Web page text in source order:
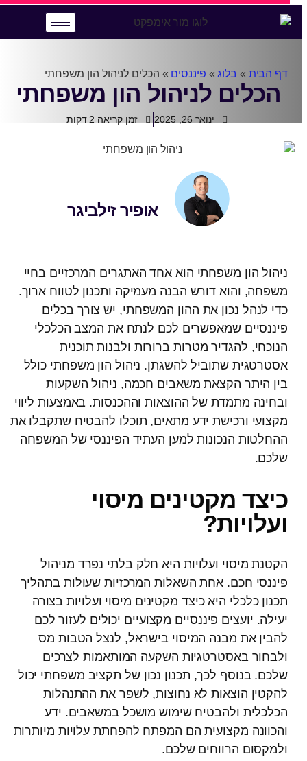
דף הבית»בלוג»פיננסים»הכלים לניהול הון משפחתי
הכלים לניהול הון משפחתי
ינואר 26, 2025
אופיר זילביגר
ניהול הון משפחתי הוא אחד האתגרים המרכזיים בחיי
משפחה, והוא דורש הבנה מעמיקה ותכנון לטווח ארוך.
כדי לנהל נכון את ההון המשפחתי, יש צורך בכלים
פיננסיים שמאפשרים לכם לנתח את המצב הכלכלי
הנוכחי, להגדיר מטרות ברורות ולבנות תוכנית
אסטרטגית שתוביל להשגתן. ניהול הון משפחתי כולל
בין היתר הקצאת משאבים חכמה, ניהול השקעות
ובחינה מתמדת של ההוצאות וההכנסות. באמצעות ליווי
מקצועי ורכישת ידע מתאים, תוכלו להבטיח שתקבלו את
ההחלטות הנכונות למען העתיד הפיננסי של המשפחה
שלכם.
כיצד מקטינים מיסוי
ועלויות?
הקטנת מיסוי ועלויות היא חלק בלתי נפרד מניהול
פיננסי חכם. אחת השאלות המרכזיות שעולות בתהליך
תכנון כלכלי היא כיצד מקטינים מיסוי ועלויות בצורה
יעילה. יועצים פיננסיים מקצועיים יכולים לעזור לכם
להבין את מבנה המיסוי בישראל, לנצל הטבות מס
ולבחור באסטרטגיות השקעה המותאמות לצרכים
שלכם. בנוסף לכך, תכנון נכון של תקציב משפחתי יכול
להקטין הוצאות לא נחוצות, לשפר את ההתנהלות
הכלכלית ולהבטיח שימוש מושכל במשאבים. ידע
והכוונה מקצועית הם המפתח להפחתת עלויות מיותרות
ולמקסום הרווחים שלכם.